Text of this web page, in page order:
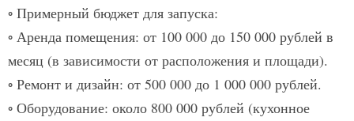
◦ Примерный бюджет для запуска:
◦ Аренда помещения: от 100 000 до 150 000 рублей в
месяц (в зависимости от расположения и площади).​
◦ Ремонт и дизайн: от 500 000 до 1 000 000 рублей.​
◦ Оборудование: около 800 000 рублей (кухонное